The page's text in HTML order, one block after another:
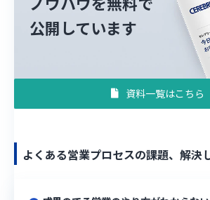
公開しています
資料一覧はこちら
よくある営業プロセスの課題、解決